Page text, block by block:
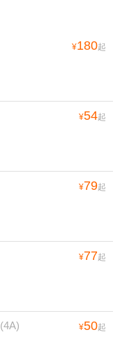
¥180起
¥54起
¥79起
¥77起
(4A) ¥50起